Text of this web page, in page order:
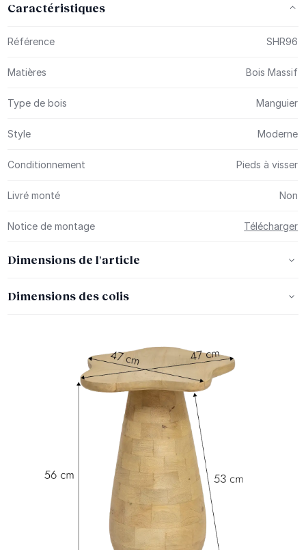
Caractéristiques
Référence SHR96
Matières Bois Massif
Type de bois Manguier
Style Moderne
Conditionnement Pieds à visser
Livré monté Non
Notice de montage Télécharger
Dimensions de l'article
Dimensions des colis